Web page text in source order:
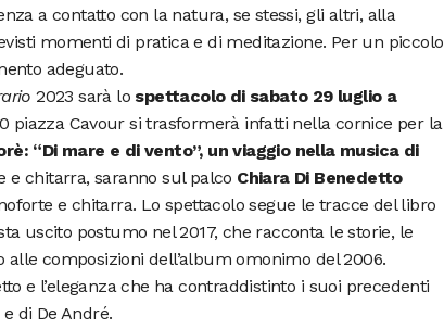
a contatto con la natura, se stessi, gli altri, alla
momenti di pratica e di meditazione. Per un piccolo
adeguato.
2023 sarà lo spettacolo di sabato 29 luglio a
piazza Cavour si trasformerà infatti nella cornice per la
“Di mare e di vento”, un viaggio nella musica di
e chitarra, saranno sul palco Chiara Di Benedetto
e chitarra. Lo spettacolo segue le tracce del libro
uscito postumo nel 2017, che racconta le storie, le
composizioni dell’album omonimo del 2006.
e l’eleganza che ha contraddistinto i suoi precedenti
di De André.